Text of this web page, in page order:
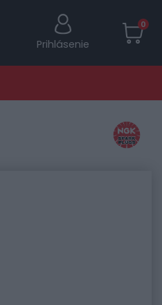
Prihlásenie
0